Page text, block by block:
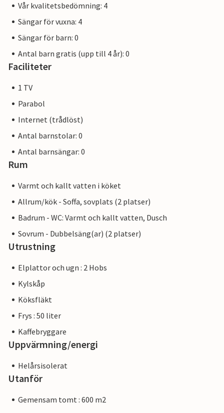
Vår kvalitetsbedömning: 4
Sängar för vuxna: 4
Sängar för barn: 0
Antal barn gratis (upp till 4 år): 0
Faciliteter
1 TV
Parabol
Internet (trådlöst)
Antal barnstolar: 0
Antal barnsängar: 0
Rum
Varmt och kallt vatten i köket
Allrum/kök - Soffa, sovplats (2 platser)
Badrum - WC: Varmt och kallt vatten, Dusch
Sovrum - Dubbelsäng(ar) (2 platser)
Utrustning
Elplattor och ugn : 2 Hobs
Kylskåp
Köksfläkt
Frys : 50 liter
Kaffebryggare
Uppvärmning/energi
Helårsisolerat
Utanför
Gemensam tomt : 600 m2